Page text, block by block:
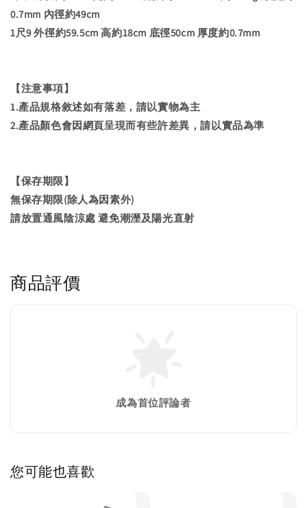
0.7mm 內徑約49cm
1尺9 外徑約59.5cm 高約18cm 底徑50cm 厚度約0.7mm
【注意事項】
1.產品規格敘述如有落差，請以實物為主
2.產品顏色會因網頁呈現而有些許差異，請以實品為準
【保存期限】
無保存期限(除人為因素外)
請放置通風陰涼處 避免潮溼及陽光直射
商品評價
成為首位評論者
您可能也喜歡